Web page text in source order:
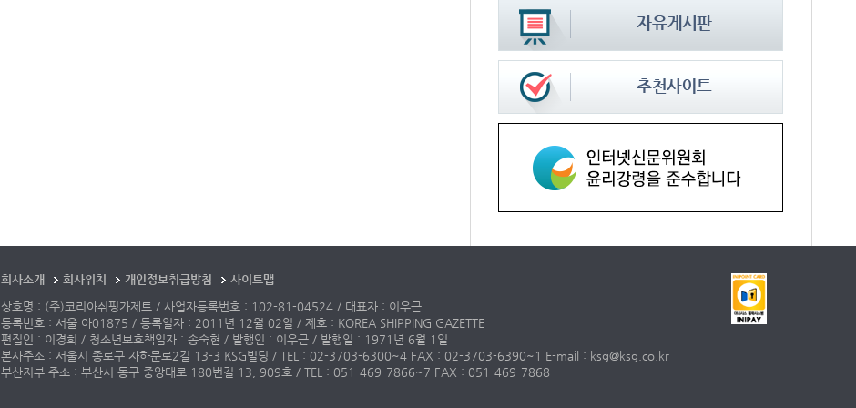
회사소개 회사위치 개인정보취급방침
사이트맵
상호명 : (주)코리아쉬핑가제트 / 사업자등록번호 : 102-81-04524 / 대표자 : 이우근
등록번호 : 서울 아01875 / 등록일자 : 2011년 12월 02일 / 제호 : KOREA SHIPPING GAZETTE
편집인 : 이경희 / 청소년보호책임자 : 송숙현 / 발행인 : 이우근 / 발행일 : 1971년 6월 1일
본사주소 : 서울시 종로구 자하문로2길 13-3 KSG빌딩 / TEL : 02-3703-6300~4 FAX : 02-3703-6390~1 E-mail : ksg@ksg.co.kr
부산지부 주소 : 부산시 동구 중앙대로 180번길 13, 909호 / TEL : 051-469-7866~7 FAX : 051-469-7868